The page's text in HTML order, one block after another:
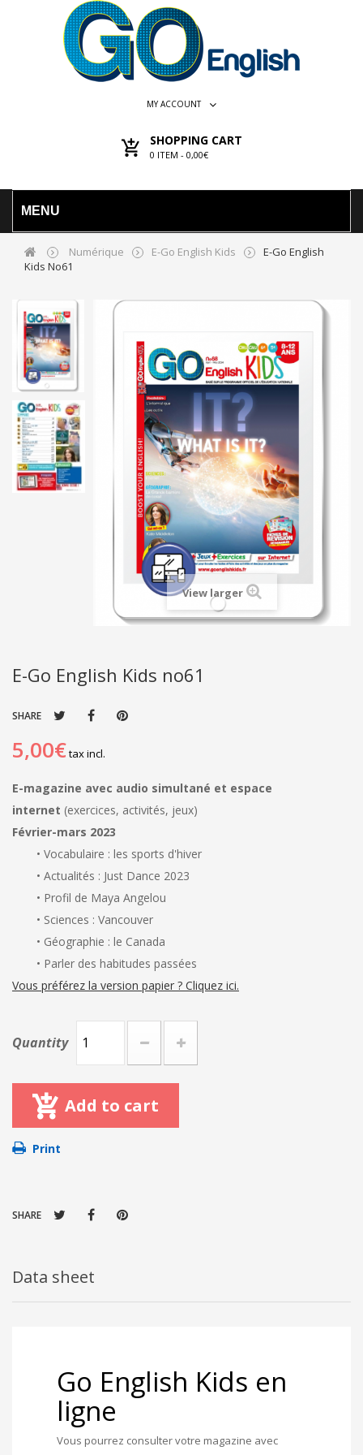
MY ACCOUNT
SHOPPING CART
0 ITEM - 0,00€
MENU
Numérique E-Go English Kids
E-Go English
Kids No61
View larger
E-Go English Kids no61
SHARE
5,00€tax incl.
E-magazine avec audio simultané et espace
internet (exercices, activités, jeux)
Février-mars 2023
• Vocabulaire : les sports d'hiver
• Actualités : Just Dance 2023
• Profil de Maya Angelou
• Sciences : Vancouver
• Géographie : le Canada
• Parler des habitudes passées
Vous préférez la version papier ? Cliquez ici.
Quantity
Add to cart
Print
SHARE
Data sheet
Go English Kids en
ligne
Vous pourrez consulter votre magazine avec